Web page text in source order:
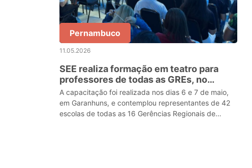
Pernambuco
11.05.2026
SEE realiza formação em teatro para
professores de todas as GREs, no
Agreste
A capacitação foi realizada nos dias 6 e 7 de maio,
em Garanhuns, e contemplou representantes de 42
escolas de todas as 16 Gerências Regionais de